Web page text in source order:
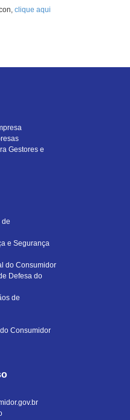
clique aqui
Gestores e
de
e Segurança
do Consumidor
Defesa do
de
Consumidor